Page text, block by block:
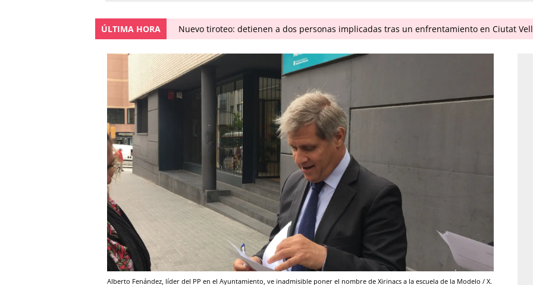
ÚLTIMA HORA Nuevo tiroteo: detienen a dos personas implicadas tras un enfrentamiento en Ciutat
Alberto Fenández, líder del PP en el Ayuntamiento, ve inadmisible poner el nombre de Xirinacs a la escuela de la Modelo / X.